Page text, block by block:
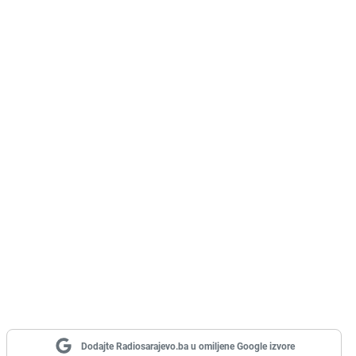
Dodajte Radiosarajevo.ba u omiljene Google izvore